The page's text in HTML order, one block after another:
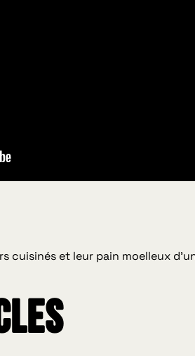
cuisinés et leur pain moelleux